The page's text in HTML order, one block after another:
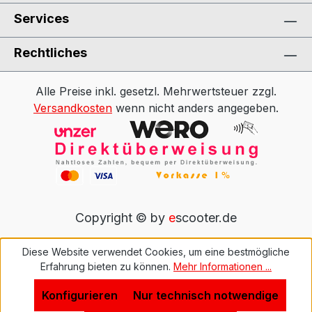
Services
Rechtliches
Alle Preise inkl. gesetzl. Mehrwertsteuer zzgl.
Versandkosten wenn nicht anders angegeben.
Copyright © by escooter.de
Diese Website verwendet Cookies, um eine bestmögliche
Erfahrung bieten zu können. Mehr Informationen ...
Nur technisch notwendige
Konfigurieren